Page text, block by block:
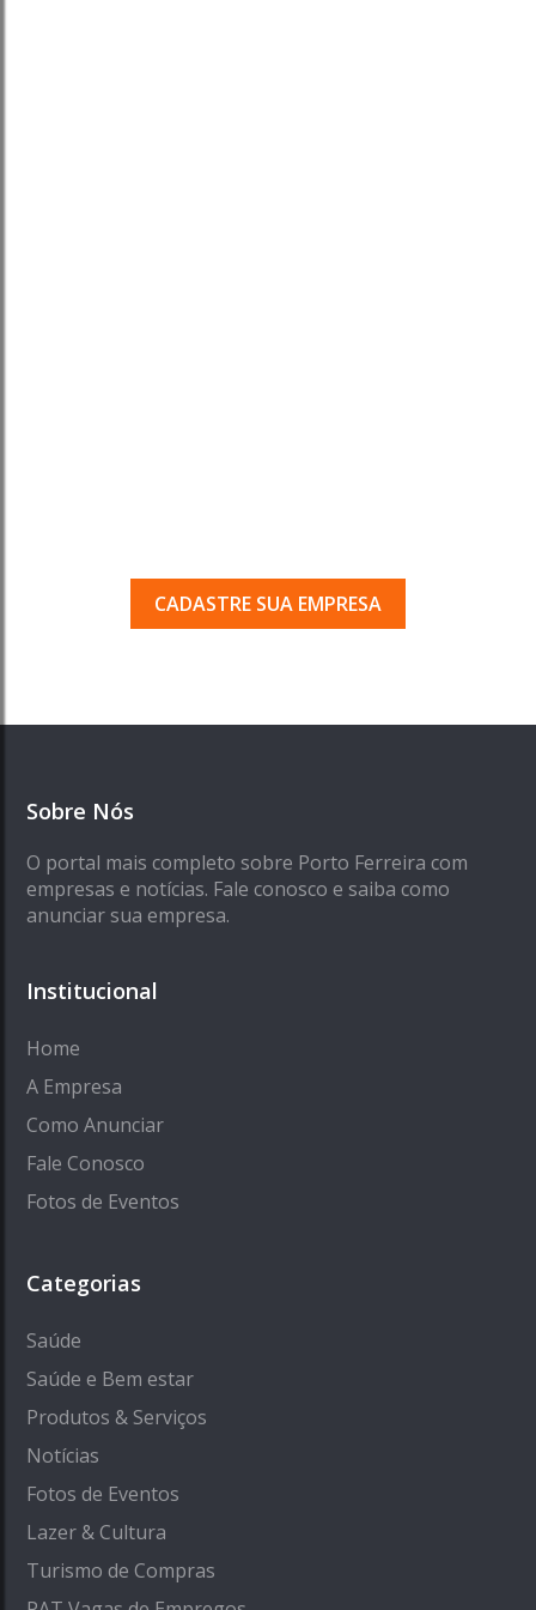
CADASTRE SUA EMPRESA
Sobre Nós
O portal mais completo sobre Porto Ferreira com
empresas e notícias. Fale conosco e saiba como
anunciar sua empresa.
Institucional
Home
A Empresa
Como Anunciar
Fale Conosco
Fotos de Eventos
Categorias
Saúde
Saúde e Bem estar
Produtos & Serviços
Notícias
Fotos de Eventos
Lazer & Cultura
Turismo de Compras